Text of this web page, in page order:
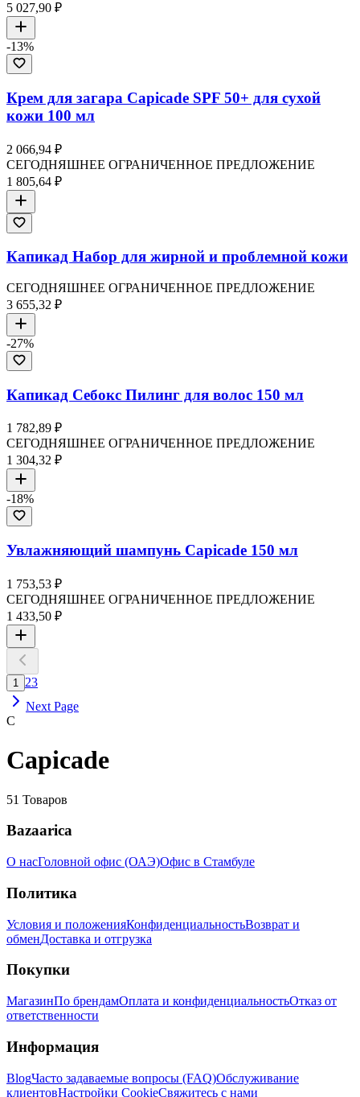
5 027,90 ₽
-13%
Крем для загара Capicade SPF 50+ для сухой
кожи 100 мл
2 066,94 ₽
СЕГОДНЯШНЕЕ ОГРАНИЧЕННОЕ ПРЕДЛОЖЕНИЕ
1 805,64 ₽
Капикад Набор для жирной и проблемной кожи
СЕГОДНЯШНЕЕ ОГРАНИЧЕННОЕ ПРЕДЛОЖЕНИЕ
3 655,32 ₽
-27%
Капикад Себокс Пилинг для волос 150 мл
1 782,89 ₽
СЕГОДНЯШНЕЕ ОГРАНИЧЕННОЕ ПРЕДЛОЖЕНИЕ
1 304,32 ₽
-18%
Увлажняющий шампунь Capicade 150 мл
1 753,53 ₽
СЕГОДНЯШНЕЕ ОГРАНИЧЕННОЕ ПРЕДЛОЖЕНИЕ
1 433,50 ₽
1 23
Next Page
C
Capicade
51 Товаров
Bazaarica
О насГоловной офис (ОАЭ)Офис в Стамбуле
Политика
Условия и положенияКонфиденциальностьВозврат и
обменДоставка и отгрузка
Покупки
МагазинПо брендамОплата и конфиденциальностьОтказ от
ответственности
Информация
BlogЧасто задаваемые вопросы (FAQ)Обслуживание
клиентовНастройки CookieСвяжитесь с нами